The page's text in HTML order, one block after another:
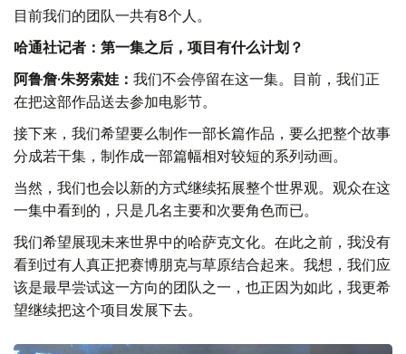
目前我们的团队一共有8个人。
哈通社记者：第一集之后，项目有什么计划？
阿鲁詹·朱努索娃： 我们不会停留在这一集。目前，我们正
在把这部作品送去参加电影节。
接下来，我们希望要么制作一部长篇作品，要么把整个故事
分成若干集，制作成一部篇幅相对较短的系列动画。
当然，我们也会以新的方式继续拓展整个世界观。观众在这
一集中看到的，只是几名主要和次要角色而已。
我们希望展现未来世界中的哈萨克文化。在此之前，我没有
看到过有人真正把赛博朋克与草原结合起来。我想，我们应
该是最早尝试这一方向的团队之一，也正因为如此，我更希
望继续把这个项目发展下去。